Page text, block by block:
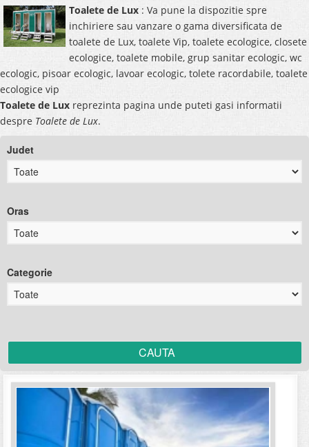
Toalete de Lux : Va pune la dispozitie spre
inchiriere sau vanzare o gama diversificata de
toalete de Lux, toalete Vip, toalete ecologice, closete
ecologice, toalete mobile, grup sanitar ecologic, wc
ecologic, pisoar ecologic, lavoar ecologic, tolete racordabile, toalete
ecologice vip
Toalete de Lux reprezinta pagina unde puteti gasi informatii
despre Toalete de Lux.
Judet
Oras
Categorie